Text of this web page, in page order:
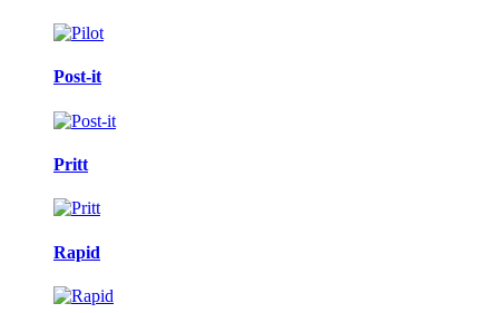
Post-it
Pritt
Rapid